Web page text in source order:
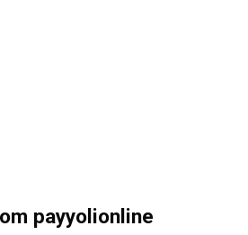
payyolionline